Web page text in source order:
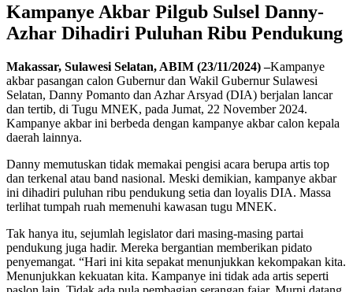
Kampanye Akbar Pilgub Sulsel Danny-
Azhar Dihadiri Puluhan Ribu Pendukung
Makassar, Sulawesi Selatan, ABIM (23/11/2024) –Kampanye
akbar pasangan calon Gubernur dan Wakil Gubernur Sulawesi
Selatan, Danny Pomanto dan Azhar Arsyad (DIA) berjalan lancar
dan tertib, di Tugu MNEK, pada Jumat, 22 November 2024.
Kampanye akbar ini berbeda dengan kampanye akbar calon kepala
daerah lainnya.
Danny memutuskan tidak memakai pengisi acara berupa artis top
dan terkenal atau band nasional. Meski demikian, kampanye akbar
ini dihadiri puluhan ribu pendukung setia dan loyalis DIA. Massa
terlihat tumpah ruah memenuhi kawasan tugu MNEK.
Tak hanya itu, sejumlah legislator dari masing-masing partai
pendukung juga hadir. Mereka bergantian memberikan pidato
penyemangat. “Hari ini kita sepakat menunjukkan kekompakan kita.
Menunjukkan kekuatan kita. Kampanye ini tidak ada artis seperti